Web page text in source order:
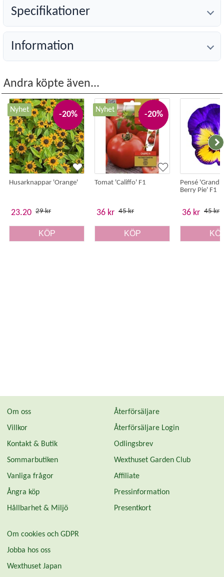
Specifikationer
Information
Andra köpte även...
-20%
Nyhet
Husarknappar 'Orange'
23.20 29 kr
KÖP
-20%
Nyhet
Tomat 'Califfo' F1
36 kr 45 kr
KÖP
Pensé
Berry Pie' F1
36 kr 45 kr
Om oss
Villkor
Kontakt & Butik
Sommarbutiken
Vanliga frågor
Ångra köp
Hållbarhet & Miljö
Återförsäljare
Återförsäljare Login
Odlingsbrev
Wexthuset Garden Club
Affiliate
Pressinformation
Presentkort
Om cookies och GDPR
Jobba hos oss
Wexthuset Japan